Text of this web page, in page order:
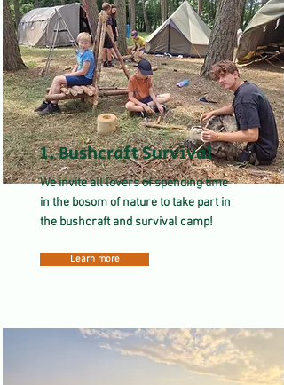
1. Bushcraft Survival
We invite all lovers of spending time
in the bosom of nature to take part in
the bushcraft and survival camp!
Learn more